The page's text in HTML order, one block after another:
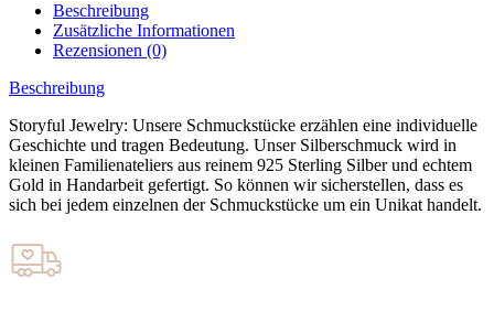
Beschreibung
Zusätzliche Informationen
Rezensionen (0)
Beschreibung
Storyful Jewelry: Unsere Schmuckstücke erzählen eine individuelle
Geschichte und tragen Bedeutung. Unser Silberschmuck wird in
kleinen Familienateliers aus reinem 925 Sterling Silber und echtem
Gold in Handarbeit gefertigt. So können wir sicherstellen, dass es
sich bei jedem einzelnen der Schmuckstücke um ein Unikat handelt.